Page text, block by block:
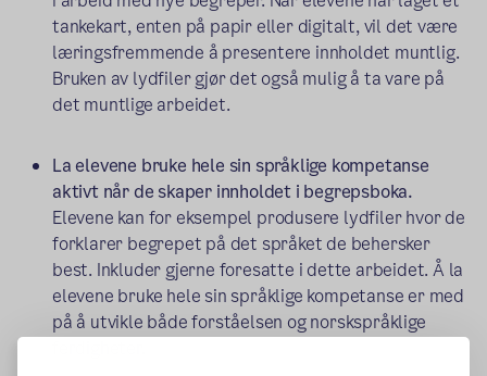
tankekart, enten på papir eller digitalt, vil det være
læringsfremmende å presentere innholdet muntlig.
Bruken av lydfiler gjør det også mulig å ta vare på
det muntlige arbeidet.
La elevene bruke hele sin språklige kompetanse
aktivt når de skaper innholdet i begrepsboka.
Elevene kan for eksempel produsere lydfiler hvor de
forklarer begrepet på det språket de behersker
best. Inkluder gjerne foresatte i dette arbeidet. Å la
elevene bruke hele sin språklige kompetanse er med
på å utvikle både forståelsen og norskspråklige